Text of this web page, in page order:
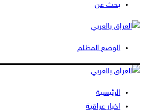
بحث عن
الوضع المظلم
الرئيسية
اخبار عراقية